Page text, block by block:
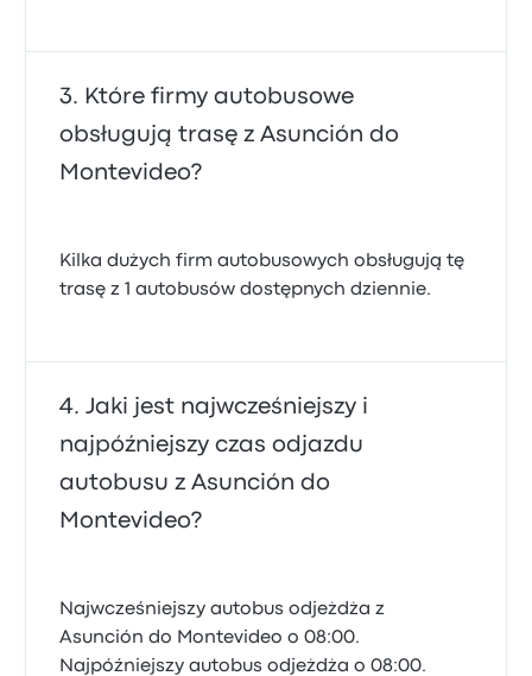
Które firmy autobusowe
obsługują trasę z Asunción do
Montevideo?
Kilka dużych firm autobusowych obsługują tę
trasę z 1 autobusów dostępnych dziennie.
Jaki jest najwcześniejszy i
najpóźniejszy czas odjazdu
autobusu z Asunción do
Montevideo?
Najwcześniejszy autobus odjeżdża z
Asunción do Montevideo o 08:00.
Najpóźniejszy autobus odjeżdża o 08:00.